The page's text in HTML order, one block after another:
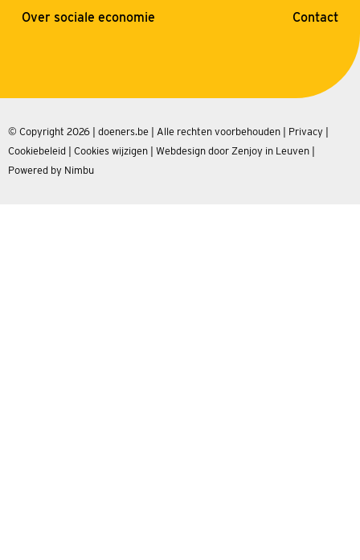
Over sociale economie Contact
© Copyright 2026 | doeners.be | Alle rechten voorbehouden | Privacy
Cookiebeleid
Cookies wijzigen Webdesign door Zenjoy in Leuven
Powered by Nimbu